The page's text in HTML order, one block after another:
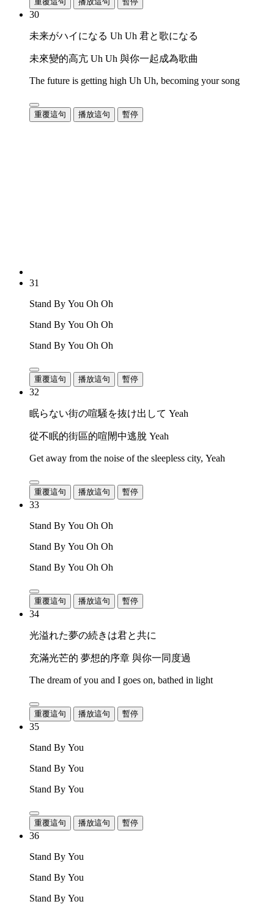
30
未来がハイになる Uh Uh 君と歌になる
未來變的高亢 Uh Uh 與你一起成為歌曲
The future is getting high Uh Uh, becoming your song
重覆這句 播放這句 暫停
31
Stand By You Oh Oh
Stand By You Oh Oh
Stand By You Oh Oh
重覆這句 播放這句 暫停
32
眠らない街の喧騒を抜け出して Yeah
從不眠的街區的喧閙中逃脫 Yeah
Get away from the noise of the sleepless city, Yeah
重覆這句 播放這句 暫停
33
Stand By You Oh Oh
Stand By You Oh Oh
Stand By You Oh Oh
重覆這句 播放這句 暫停
34
光溢れた夢の続きは君と共に
充滿光芒的 夢想的序章 與你一同度過
The dream of you and I goes on, bathed in light
重覆這句 播放這句 暫停
35
Stand By You
Stand By You
Stand By You
重覆這句 播放這句 暫停
36
Stand By You
Stand By You
Stand By You